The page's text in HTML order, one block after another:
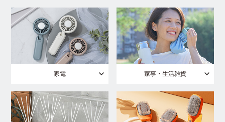
家電 家事・生活雑貨